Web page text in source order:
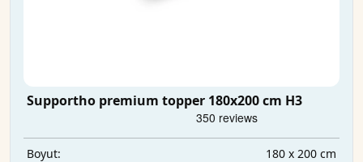
Supportho premium topper 180x200 cm H3
Boyut:
180 x 200 cm